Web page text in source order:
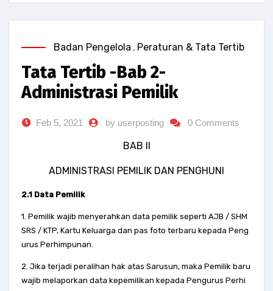
Badan Pengelola , Peraturan & Tata Tertib
Tata Tertib -Bab 2-
Administrasi Pemilik
Feb 5, 2021 by userposting 0 Comments
BAB II
ADMINISTRASI PEMILIK DAN PENGHUNI
2.1 Data Pemilik
1. Pemilik wajib menyerahkan data pemilik seperti AJB / SHM
SRS / KTP, Kartu Keluarga dan pas foto terbaru kepada Peng
urus Perhimpunan.
2. Jika terjadi peralihan hak atas Sarusun, maka Pemilik baru
wajib melaporkan data kepemilikan kepada Pengurus Perhi